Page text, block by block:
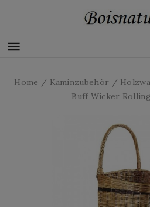

Home Kaminzubehör
Buff Wicker